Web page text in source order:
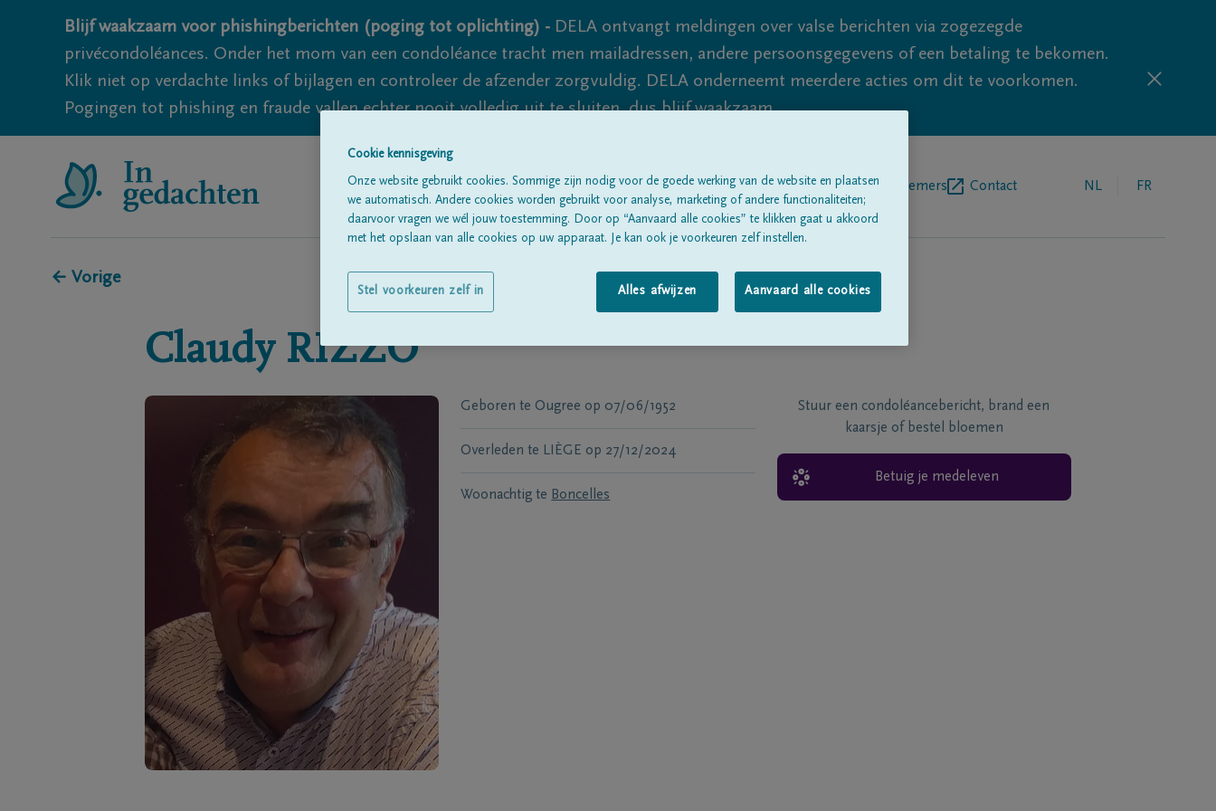
Blijf waakzaam voor phishingberichten (poging tot oplichting) - DELA ontvangt meldingen over valse berichten via zogezegde
privécondoléances. Onder het mom van een condoléance tracht men mailadressen, andere persoonsgegevens of een betaling te bekomen.
Klik niet op verdachte links of bijlagen en controleer de afzender zorgvuldig. DELA onderneemt meerdere acties om dit te voorkomen.
Pogingen tot phishing en fraude vallen echter nooit volledig uit te sluiten, dus blijf waakzaam.
Alle rouwberichtenOver onsBegrafenisondernemers Contact NL FR
← Vorige
Claudy RIZZO
Geboren te Ougree op 07/06/1952
Overleden te LIÈGE op 27/12/2024
Woonachtig te Boncelles
Stuur een condoléancebericht, brand een
kaarsje of bestel bloemen
Betuig je medeleven
Cookie kennisgeving
Onze website gebruikt cookies. Sommige zijn nodig voor de goede werking van de website en plaatsen
we automatisch. Andere cookies worden gebruikt voor analyse, marketing of andere functionaliteiten;
daarvoor vragen we wél jouw toestemming. Door op “Aanvaard alle cookies” te klikken gaat u akkoord
met het opslaan van alle cookies op uw apparaat. Je kan ook je voorkeuren zelf instellen.
Alles afwijzen Aanvaard alle cookies
Stel voorkeuren zelf in